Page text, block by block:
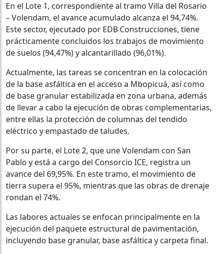
En el Lote 1, correspondiente al tramo Villa del Rosario
– Volendam, el avance acumulado alcanza el 94,74%.
Este sector, ejecutado por EDB Construcciones, tiene
prácticamente concluidos los trabajos de movimiento
de suelos (94,47%) y alcantarillado (96,01%).
Actualmente, las tareas se concentran en la colocación
de la base asfáltica en el acceso a Mbopicuá, así como
de base granular estabilizada en zona urbana, además
de llevar a cabo la ejecución de obras complementarias,
entre ellas la protección de columnas del tendido
eléctrico y empastado de taludes.
Por su parte, el Lote 2, que une Volendam con San
Pablo y está a cargo del Consorcio ICE, registra un
avance del 69,95%. En este tramo, el movimiento de
tierra supera el 95%, mientras que las obras de drenaje
rondan el 74%.
Las labores actuales se enfocan principalmente en la
ejecución del paquete estructural de pavimentación,
incluyendo base granular, base asfáltica y carpeta final.